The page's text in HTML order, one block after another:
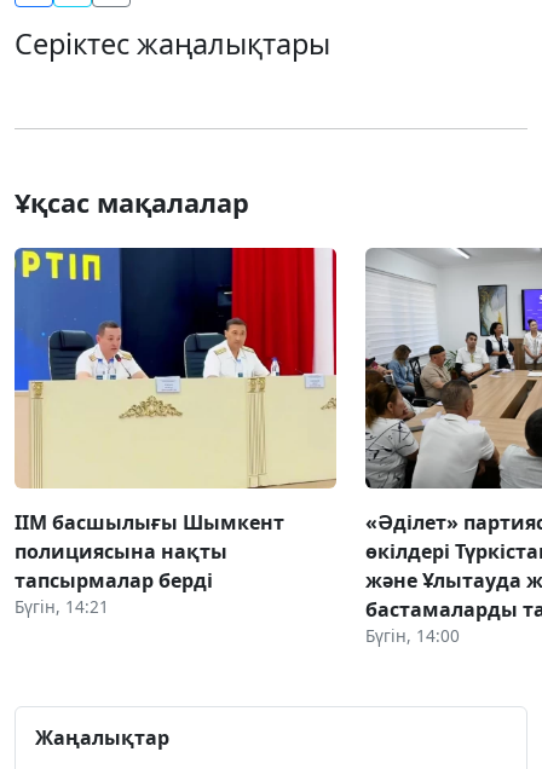
Серіктес жаңалықтары
Ұқсас мақалалар
ІІМ басшылығы Шымкент
полициясына нақты
тапсырмалар берді
Бүгін, 14:21
«Әділет»
өкілдері
және Ұлытауда
бастамаларды
Бүгін, 14:00
Жаңалықтар